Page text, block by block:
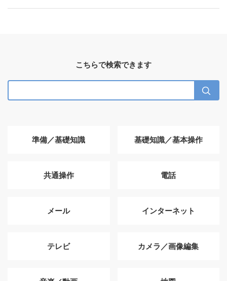
こちらで検索できます
準備／基礎知識 基礎知識／基本操作
共通操作 電話
メール インターネット
テレビ カメラ／画像編集